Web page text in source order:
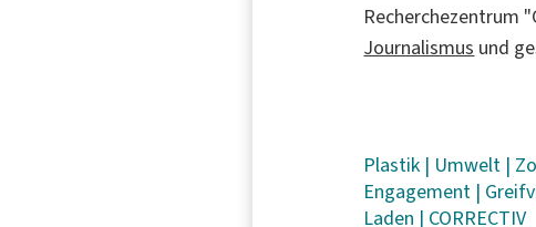
Recherchezentrum
Journalismus und
Plastik | Umwelt |
Engagement |
Laden | CORRECTIV